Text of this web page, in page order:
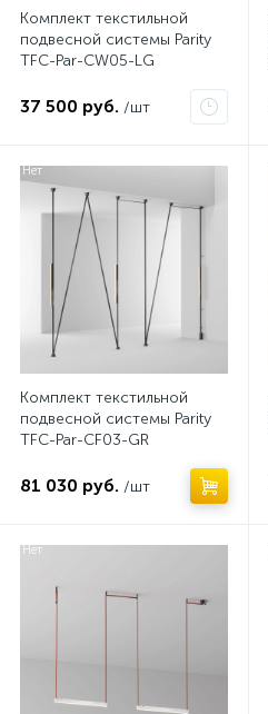
Комплект текстильной
подвесной системы Parity
TFC-Par-CW05-LG
37 500 руб. /шт
Нет
Комплект текстильной
подвесной системы Parity
TFC-Par-CF03-GR
81 030 руб. /шт
Нет